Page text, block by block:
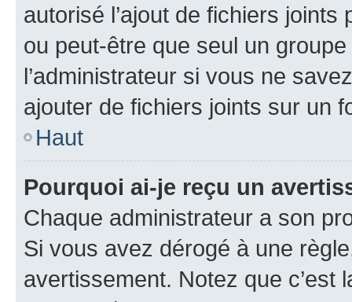
autorisé l’ajout de fichiers
ou peut-être que seul un
l’administrateur si vous ne
ajouter de fichiers joints sur un
Haut
Pourquoi ai-je reçu un
Chaque administrateur a son
Si vous avez dérogé à une
avertissement. Notez que c’est